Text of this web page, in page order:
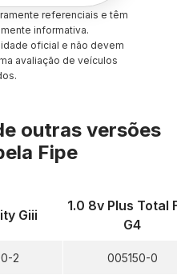
referenciais e têm
informativa.
oficial e não devem
avaliação de veículos
outras versões
Fipe
Giii
2
1.0 8v Plus Total
G4
005150-0